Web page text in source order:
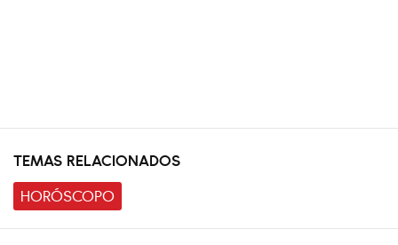
TEMAS RELACIONADOS
HORÓSCOPO